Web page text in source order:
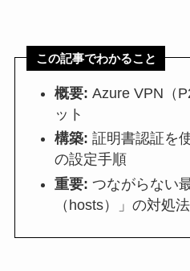
この記事でわかること
概要: Azure VPN（
ット
構築: 証明書認証を
の設定手順
重要: つながらない
（hosts）」の対処法